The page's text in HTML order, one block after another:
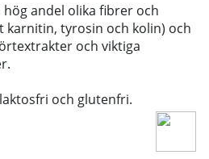
andel olika fibrer och
tyrosin och kolin) och
och viktiga
och glutenfri.